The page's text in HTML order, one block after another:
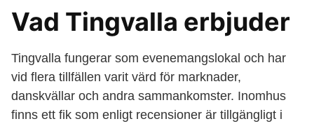
Vad Tingvalla erbjuder
Tingvalla fungerar som evenemangslokal och har
vid flera tillfällen varit värd för marknader,
danskvällar och andra sammankomster. Inomhus
finns ett fik som enligt recensioner är tillgängligt i